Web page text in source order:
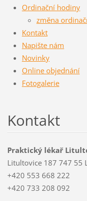
Ordinační hodiny
změna
Kontakt
Napište nám
Novinky
Online objednání
Fotogalerie
Kontakt
Praktický lékař
Litultovice 187 747 55
+420 553 668 222
+420 733 208 092